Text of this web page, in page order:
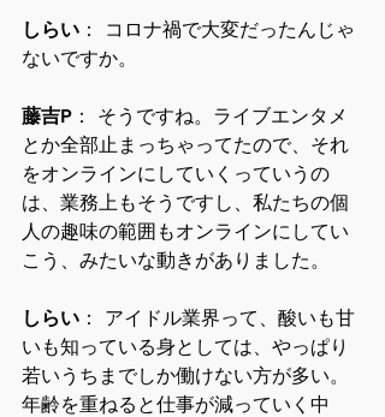
しらい ： コロナ禍で大変だったんじゃ
ないですか。
藤吉P ： そうですね。ライブエンタメ
とか全部止まっちゃってたので、それ
をオンラインにしていくっていうの
は、業務上もそうですし、私たちの個
人の趣味の範囲もオンラインにしてい
こう、みたいな動きがありました。
しらい ： アイドル業界って、酸いも甘
いも知っている身としては、やっぱり
若いうちまでしか働けない方が多い。
年齢を重ねると仕事が減っていく中